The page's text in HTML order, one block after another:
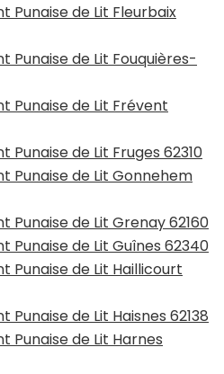
Punaise de Lit Fleurbaix
Punaise de Lit Fouquières-
Punaise de Lit Frévent
de Lit Fruges 62310
Punaise de Lit Gonnehem
Punaise de Lit Grenay 62160
Punaise de Lit Guînes 62340
Punaise de Lit Haillicourt
de Lit Haisnes 62138
Punaise de Lit Harnes